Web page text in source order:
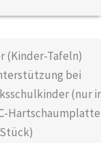
(Kinder-Tafeln)
bei
(nur
Hartschaumplatte